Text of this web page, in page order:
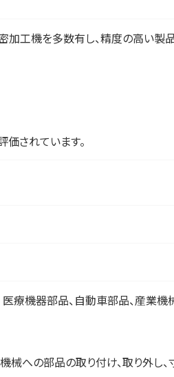
工機を多数有し、精度の高い製
されています。
機器部品、自動車部品、産業機
への部品の取り付け、取り外し